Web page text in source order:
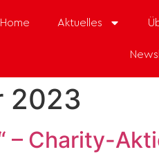
Home Aktuelles
2023
– Charity-